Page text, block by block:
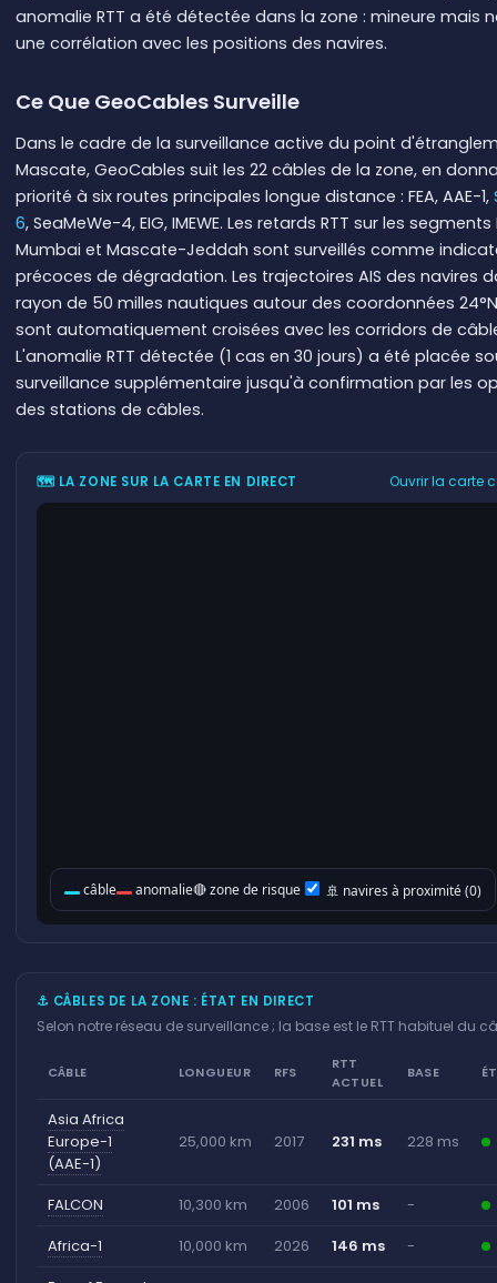
anomalie RTT a été détectée dans la zone : mineure mais
une corrélation avec les positions des navires.
Ce Que GeoCables Surveille
Dans le cadre de la surveillance active du point
Mascate, GeoCables suit les 22 câbles de la zone, en
priorité à six routes principales longue distance : FEA, AAE-1,
6, SeaMeWe-4, EIG, IMEWE. Les retards RTT sur les
Mumbai et Mascate-Jeddah sont surveillés comme
précoces de dégradation. Les trajectoires AIS des navires
rayon de 50 milles nautiques autour des coordonnées
sont automatiquement croisées avec les corridors de
L'anomalie RTT détectée (1 cas en 30 jours) a été placée
surveillance supplémentaire jusqu'à confirmation par les
des stations de câbles.
🗺 LA ZONE SUR LA CARTE EN DIRECT Ouvrir la carte
⚓ CÂBLES DE LA ZONE : ÉTAT EN DIRECT
Selon notre réseau de surveillance ; la base est le RTT habituel du
CÂBLE LONGUEUR RFS
RTT
ACTUEL
BASE
Asia Africa
Europe-1
(AAE-1)
25,000 km 2017 231 ms 228 ms
FALCON 10,300 km 2006 101 ms -
Africa-1
10,000 km 2026 146 ms -